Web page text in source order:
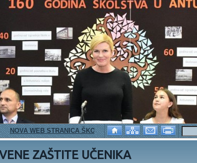
NOVA WEB STRANICA ŠKOLE PETAŠI I IGRA ŠKOLICE
ZAŠTITE UČENIKA